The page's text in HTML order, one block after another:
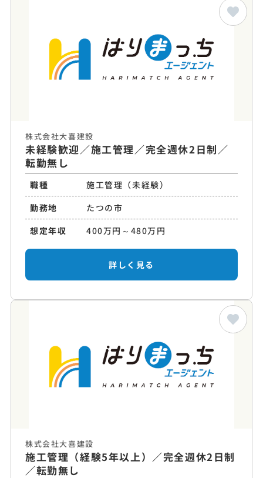
株式会社大喜建設
未経験歓迎／施工管理／完全週休2日制／
転勤無し
職種
施工管理（未経験）
勤務地
たつの市
想定年収
400万円～480万円
詳しく見る
株式会社大喜建設
施工管理（経験5年以上）／完全週休2日制
／転勤無し